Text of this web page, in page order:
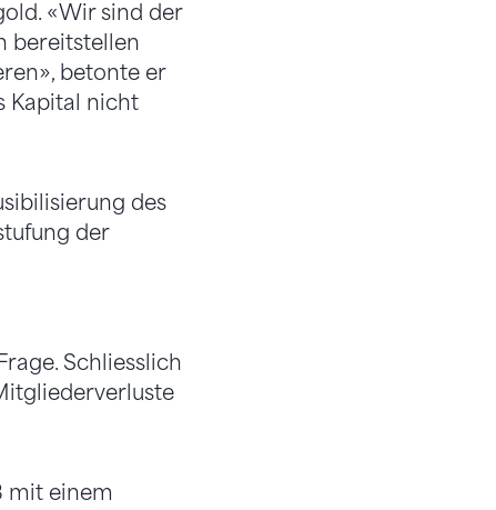
«Wir sind der
bereitstellen
betonte er
Kapital nicht
des
der
Schliesslich
mit einem